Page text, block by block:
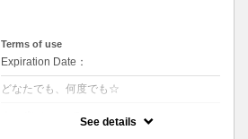
Terms of use
Expiration Date：
どなたでも、何度でも☆
See details